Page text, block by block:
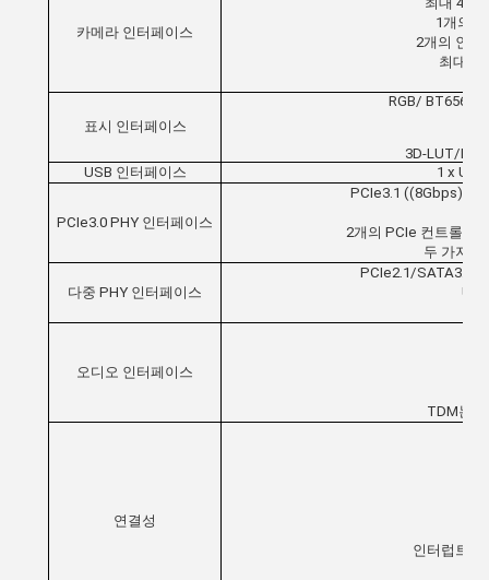
카메라 인터페이스
1개의
2개의 인터
최대
표시 인터페이스
RGB/ BT656/
3D-LUT/
USB 인터페이스
1 x
PCIe3.0 PHY 인터페이스
PCIe3.1 ((8Gbps) 프
2개의 PCIe 컨트롤러
두 가지
다중 PHY 인터페이스
PCIe2.1/SATA3.0/
오디오 인터페이스
TDM는
연결성
인터럽트